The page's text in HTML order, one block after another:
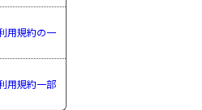
用規約の一
用規約一部